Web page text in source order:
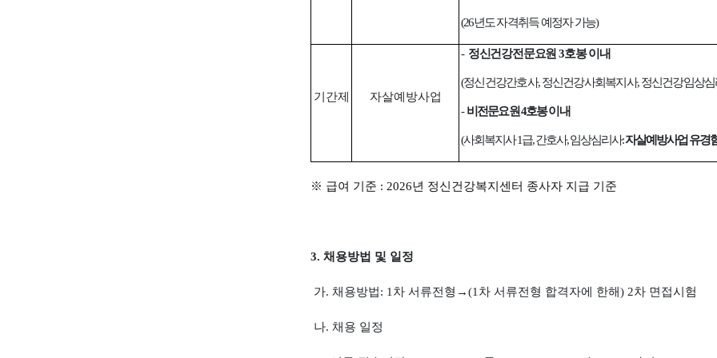
(26년도 자격취득 예정자 가능)
기간제 자살예방사업
- 정신건강전문요원3호봉 이내
(정신건강간호사,정신건강사회복지사,정신건강임상
-비전문요원4호봉 이내
(사회복지사1급,간호사,임상심리사:자살예방사업 유경
※ 급여 기준 : 2026년 정신건강복지센터 종사자 지급 기준
3. 채용방법 및 일정
가. 채용방법: 1 차 서류전형 →(1 차 서류전형 합격자에 한해) 2차 면접시험
나. 채용 일정